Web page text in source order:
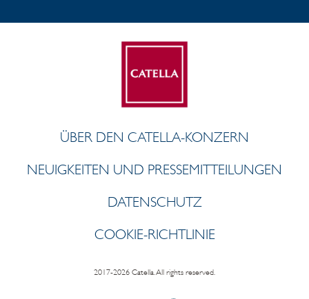
ÜBER DEN CATELLA-KONZERN
NEUIGKEITEN UND PRESSEMITTEILUNGEN
DATENSCHUTZ
COOKIE-RICHTLINIE
2017-2026 Catella. All rights reserved.